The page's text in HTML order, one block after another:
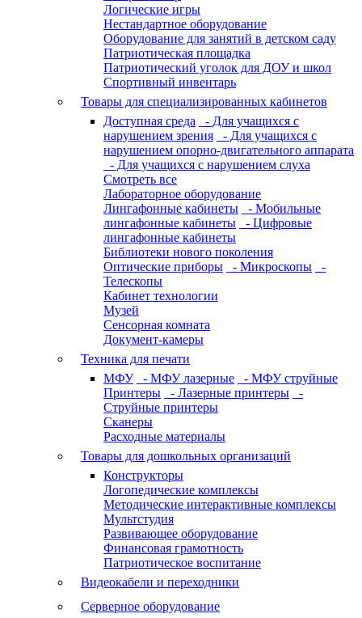
Логические игры
Нестандартное оборудование
Оборудование для занятий в детском саду
Патриотическая площадка
Патриотический уголок для ДОУ и школ
Спортивный инвентарь
Товары для специализированных кабинетов
Доступная среда
- Для учащихся с
нарушением зрения
- Для учащихся с
нарушением опорно-двигательного аппарата
- Для учащихся с нарушением слуха
Смотреть все
Лабораторное оборудование
Лингафонные кабинеты
- Мобильные
лингафонные кабинеты
- Цифровые
лингафонные кабинеты
Библиотеки нового поколения
Оптические приборы
- Микроскопы
-
Телескопы
Кабинет технологии
Музей
Сенсорная комната
Документ-камеры
Техника для печати
МФУ
- МФУ лазерные
- МФУ струйные
Принтеры
- Лазерные принтеры
-
Струйные принтеры
Сканеры
Расходные материалы
Товары для дошкольных организаций
Конструкторы
Логопедические комплексы
Методические интерактивные комплексы
Мультстудия
Развивающее оборудование
Финансовая грамотность
Патриотическое воспитание
Видеокабели и переходники
Серверное оборудование